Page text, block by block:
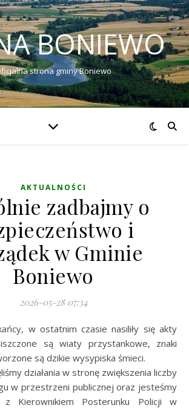
narzędzi
BONIEWO
strona gminy Boniewo
AKTUALNOŚCI
zadbajmy o
i
w Gminie
Boniewo
2026-05-28 07:34
są wiaty przystankowe, znaki
są dzikie wysypiska śmieci.
działania w stronę zwiększenia liczby
w przestrzeni publicznej oraz jesteśmy
Kierownikiem Posterunku Policji w